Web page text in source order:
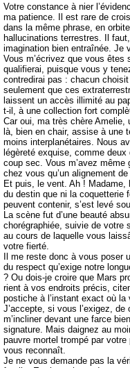
Votre constance à nier
ma patience. Il est rare de
dans la même phrase, en
hallucinations terrestres. Il
imagination bien entraînée. Je
Vous m’écrivez que vous
qualifierai, puisque vous y
contredirai pas : chacun
seulement que ces
laissent un accès illimité au
t-il, à une collection fort
Car oui, ma très chère Amelie,
là, bien en chair, assise à une
moins interplanétaires. Nous
légèreté exquise, comme deux
coup sec. Vous m’avez même
chez vous qu’un alignement de
Et puis, le vent. Ah !
du destin que ni la coquetterie
peuvent contenir, s’est levé
La scène fut d’une beauté
chorégraphiée, suivie de votre
au cours de laquelle vous
votre fierté.
Il me reste donc à vous poser
du respect qu’exige notre
? Ou dois-je croire que Mars
rient à vos endroits précis,
postiche à l’instant exact où
J’accepte, si vous l’exigez,
m’incliner devant une farce
signature. Mais daignez au
pauvre mortel trompé par votre
vous reconnaît.
Je ne vous demande pas la